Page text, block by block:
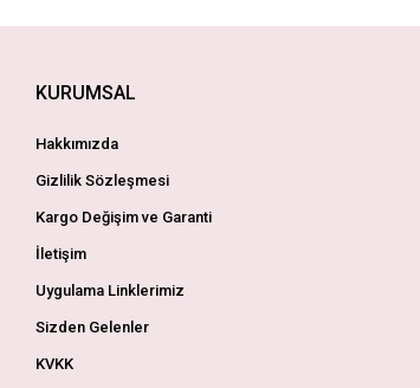
KURUMSAL
Hakkımızda
Gizlilik Sözleşmesi
Kargo Değişim ve Garanti
İletişim
Uygulama Linklerimiz
Sizden Gelenler
KVKK